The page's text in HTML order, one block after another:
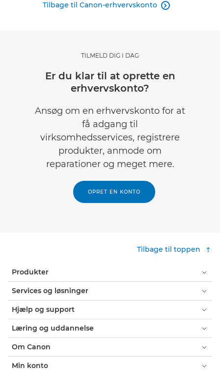
Tilbage til Canon-erhvervskonto 
TILMELD DIG I DAG
Er du klar til at oprette en
erhvervskonto?
Ansøg om en erhvervskonto for at
få adgang til
virksomhedsservices, registrere
produkter, anmode om
reparationer og meget mere.
OPRET EN KONTO
Tilbage til toppen
Produkter
Services og løsninger
Hjælp og support
Læring og uddannelse
Om Canon
Min konto